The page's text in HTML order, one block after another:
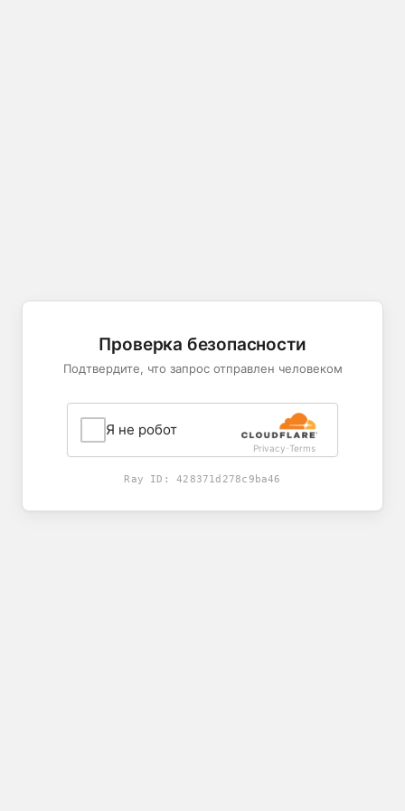
Проверка безопасности
Подтвердите, что запрос отправлен человеком
Я не робот
Privacy-Terms
Ray ID:428371d278c9ba46